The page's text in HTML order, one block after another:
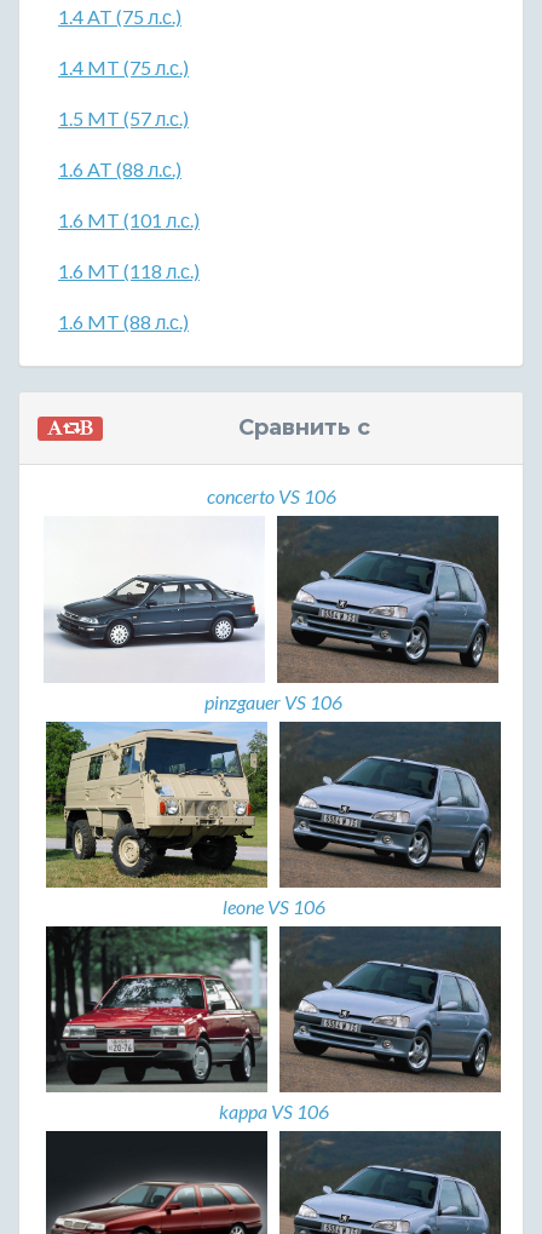
1.4 AT (75 л.с.)
1.4 MT (75 л.с.)
1.5 MT (57 л.с.)
1.6 AT (88 л.с.)
1.6 MT (101 л.с.)
1.6 MT (118 л.с.)
1.6 MT (88 л.с.)
Сравнить с
concerto VS 106
pinzgauer VS 106
leone VS 106
kappa VS 106